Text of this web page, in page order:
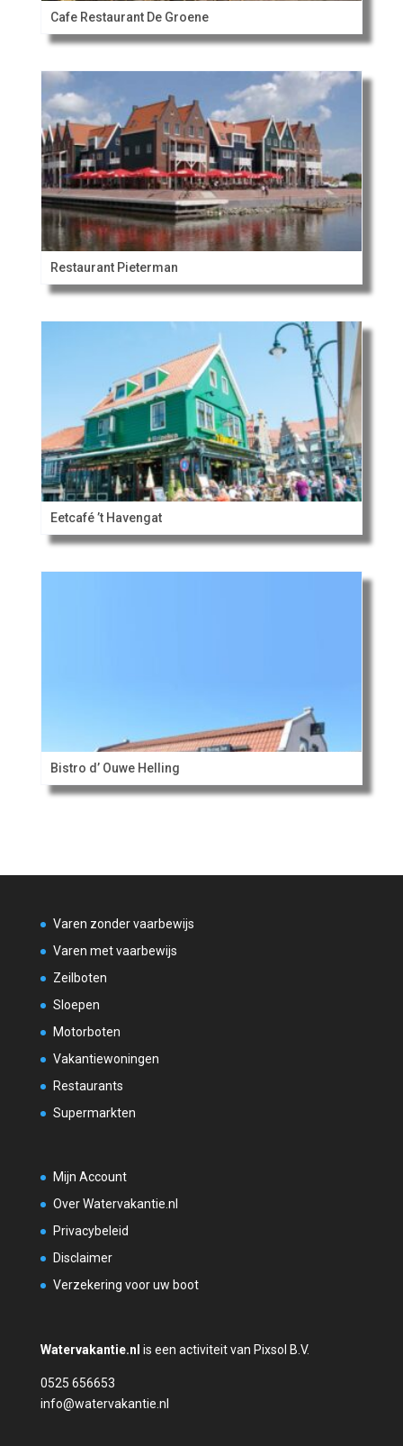
Cafe Restaurant De Groene
Restaurant Pieterman
Eetcafé ’t Havengat
Bistro d’ Ouwe Helling
Varen zonder vaarbewijs
Varen met vaarbewijs
Zeilboten
Sloepen
Motorboten
Vakantiewoningen
Restaurants
Supermarkten
Mijn Account
Over Watervakantie.nl
Privacybeleid
Disclaimer
Verzekering voor uw boot
Watervakantie.nl is een activiteit van Pixsol B.V.
0525 656653
info@watervakantie.nl